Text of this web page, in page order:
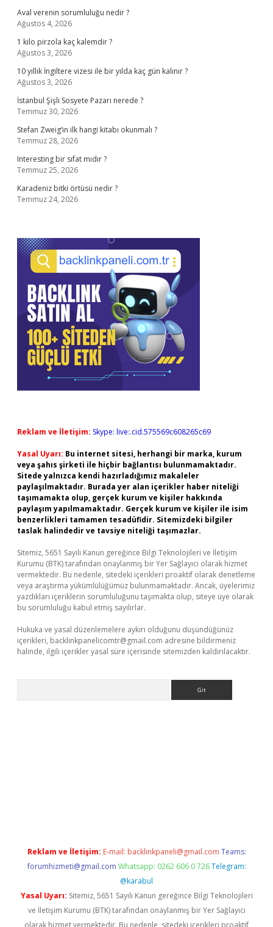
Aval verenin sorumluluğu nedir ?
Ağustos 4, 2026
1 kilo pirzola kaç kalemdir ?
Ağustos 3, 2026
10 yıllık İngiltere vizesi ile bir yılda kaç gün kalınır ?
Ağustos 3, 2026
İstanbul Şişli Sosyete Pazarı nerede ?
Temmuz 30, 2026
Stefan Zweig’in ilk hangi kitabı okunmalı ?
Temmuz 28, 2026
Interesting bir sıfat mıdır ?
Temmuz 25, 2026
Karadeniz bitki örtüsü nedir ?
Temmuz 24, 2026
Reklam ve İletişim: Skype: live:.cid.575569c608265c69
Yasal Uyarı: Bu internet sitesi, herhangi bir marka, kurum
veya şahıs şirketi ile hiçbir bağlantısı bulunmamaktadır.
Sitede yalnızca kendi hazırladığımız makaleler
paylaşılmaktadır. Burada yer alan içerikler haber niteliği
taşımamakta olup, gerçek kurum ve kişiler hakkında
paylaşım yapılmamaktadır. Gerçek kurum ve kişiler ile isim
benzerlikleri tamamen tesadüfidir. Sitemizdeki bilgiler
taslak halindedir ve tavsiye niteliği taşımazlar.
Sitemiz, 5651 Sayılı Kanun gereğince Bilgi Teknolojileri ve İletişim
Kurumu (BTK) tarafından onaylanmış bir Yer Sağlayıcı olarak hizmet
vermektedir. Bu nedenle, sitedeki içerikleri proaktif olarak denetleme
veya araştırma yükümlülüğümüz bulunmamaktadır. Ancak, üyelerimiz
yazdıkları içeriklerin sorumluluğunu taşımakta olup, siteye üye olarak
bu sorumluluğu kabul etmiş sayılırlar.
Hukuka ve yasal düzenlemelere aykırı olduğunu düşündüğünüz
içerikleri, backlinkpanelicomtr@gmail.com adresine bildirmeniz
halinde, ilgili içerikler yasal süre içerisinde sitemizden kaldırılacaktır.
Reklam ve İletişim: E-mail: backlinkpaneli@gmail.com Teams:
forumhizmeti@gmail.com Whatsapp: 0262 606 0 726 Telegram:
@karabul
Yasal Uyarı: Sitemiz, 5651 Sayılı Kanun gereğince Bilgi Teknolojileri
ve İletişim Kurumu (BTK) tarafından onaylanmış bir Yer Sağlayıcı
olarak hizmet vermektedir. Bu nedenle, sitedeki içerikleri proaktif